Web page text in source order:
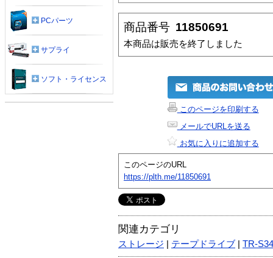
商品番号 11850691
本商品は販売を終了しました
このページを印刷する
メールでURLを送る
お気に入りに追加する
このページのURL
https://plth.me/11850691
関連カテゴリ
ストレージ テープドライブ TR-
PCパーツ
サプライ
ソフト・ライセンス